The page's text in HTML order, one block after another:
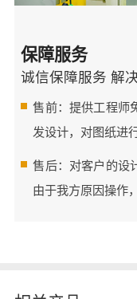
保障服务
诚信保障服务 解
售前：提供工程师
发设计，对图纸进
售后：对客户的设
由于我方原因操作